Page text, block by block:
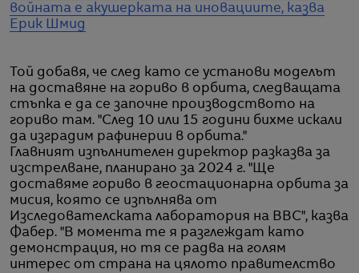
войната е акушерката на иновациите, казва
Ерик Шмид
Той добавя, че след като се установи моделът
на доставяне на гориво в орбита, следващата
стъпка е да се започне производството на
гориво там. "След 10 или 15 години бихме искали
да изградим рафинерии в орбита."
Главният изпълнителен директор разказва за
изстрелване, планирано за 2024 г. "Ще
доставяме гориво в геостационарна орбита за
мисия, която се изпълнява от
Изследователската лаборатория на ВВС", казва
Фабер. "В момента те я разглеждат като
демонстрация, но тя се радва на голям
интерес от страна на цялото правителство